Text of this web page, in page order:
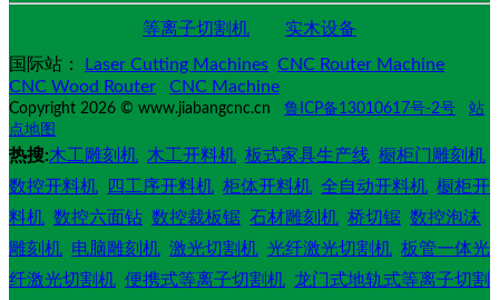
等离子切割机
实木设备
国际站：
Laser Cutting Machines CNC Router Machine
CNC Wood Router
CNC Machine
Copyright 2026 © www.jiabangcnc.cn 鲁ICP备13010617号-2号
站
点地图
热搜:木工雕刻机 木工开料机 板式家具生产线 橱柜门雕刻机
数控开料机
四工序开料机 柜体开料机 全自动开料机 橱柜开
料机 数控六面钻 数控裁板锯 石材雕刻机 桥切锯 数控泡沫
雕刻机 电脑雕刻机 激光切割机 光纤激光切割机 板管一体光
纤激光切割机 便携式等离子切割机 龙门式地轨式等离子切割